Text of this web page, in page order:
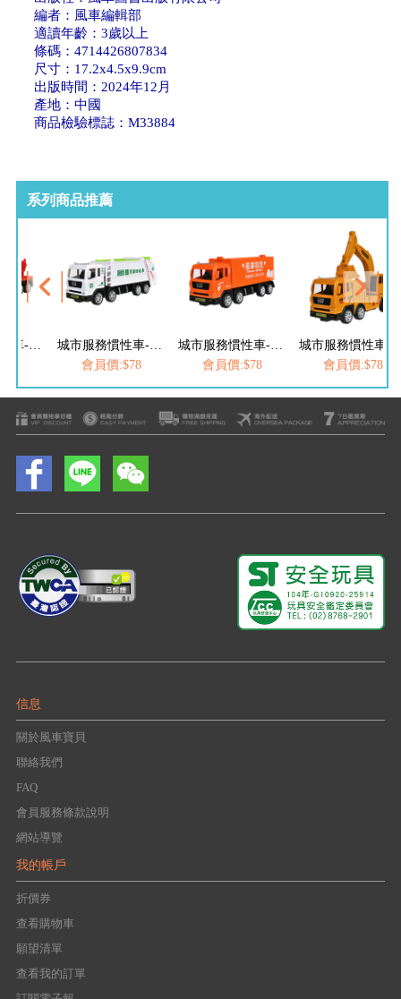
編者：風車編輯部
適讀年齡：3歲以上
條碼：4714426807834
尺寸：17.2x4.5x9.9cm
出版時間：2024年12月
產地：中國
商品檢驗標誌：M33884
系列商品推薦
城市服務慣性車-雲梯車
城市服務慣性車-資源回收車
會員價:$78
城市服務慣性車-快遞車
會員價:$78
會員價:$78
信息
關於風車寶貝
聯絡我們
FAQ
會員服務條款說明
網站導覽
我的帳戶
折價券
查看購物車
願望清單
查看我的訂單